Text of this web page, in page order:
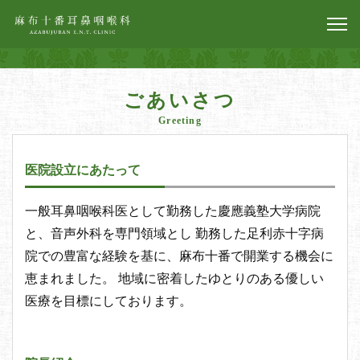
ごあいさつ
Greeting
医院設立にあたって
一般耳鼻咽喉科医として勤務した慶應義塾大学病院
と、音声外科を専門領域とし 勤務した足利赤十字病
院での豊富な経験を基に、麻布十番で開業する機会に
恵まれました。 地域に密着したゆとりのある優しい
医療を目標にしております。